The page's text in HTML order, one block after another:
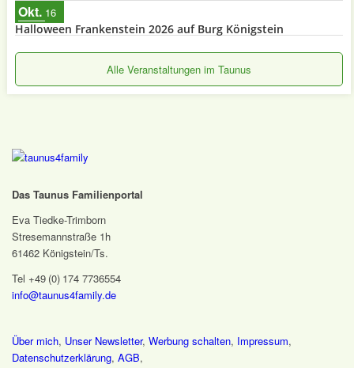
Okt. 16
Halloween Frankenstein 2026 auf Burg Königstein
Alle Veranstaltungen im Taunus
Das Taunus Familienportal
Eva Tiedke-Trimborn
Stresemannstraße 1h
61462 Königstein/Ts.
Tel +49 (0) 174 7736554
info@taunus4family.de
Über mich, Unser Newsletter, Werbung schalten, Impressum,
Datenschutz­erklärung, AGB,